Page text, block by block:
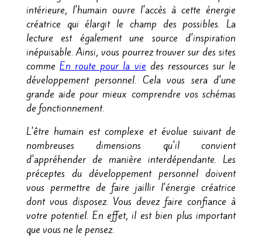
intérieure, l'humain ouvre l'accès à cette énergie
créatrice qui élargit le champ des possibles. La
lecture est également une source d'inspiration
inépuisable. Ainsi, vous pourrez trouver sur des sites
comme En route pour la vie des ressources sur le
développement personnel. Cela vous sera d'une
grande aide pour mieux comprendre vos schémas
de fonctionnement.
L'être humain est complexe et évolue suivant de
nombreuses dimensions qu'il convient
d'appréhender de manière interdépendante. Les
préceptes du développement personnel doivent
vous permettre de faire jaillir l'énergie créatrice
dont vous disposez. Vous devez faire confiance à
votre potentiel. En effet, il est bien plus important
que vous ne le pensez.